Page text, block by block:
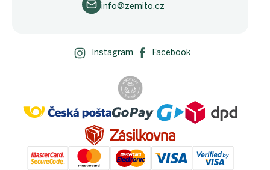
info@zemito.cz
Instagram Facebook